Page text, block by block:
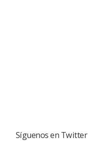
Síguenos en Twitter